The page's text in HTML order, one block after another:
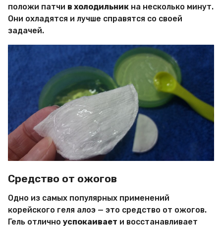
положи патчи в холодильник на несколько минут.
Они охладятся и лучше справятся со своей
задачей.
Средство от ожогов
Одно из самых популярных применений
корейского геля алоэ — это средство от ожогов.
Гель отлично успокаивает и восстанавливает